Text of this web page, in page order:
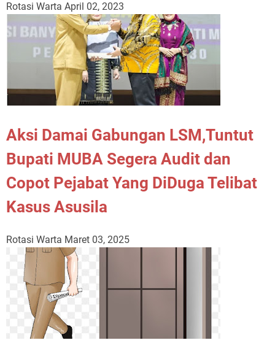
Rotasi Warta April 02, 2023
Aksi Damai Gabungan LSM,Tuntut
Bupati MUBA Segera Audit dan
Copot Pejabat Yang DiDuga Telibat
Kasus Asusila
Rotasi Warta Maret 03, 2025